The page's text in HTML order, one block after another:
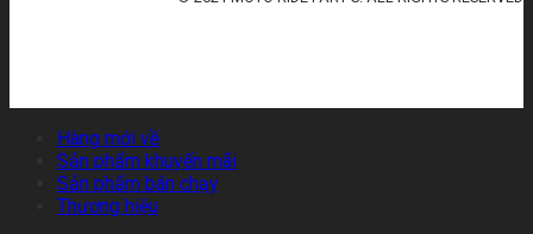
Hàng mới về
Sản phẩm khuyến mãi
Sản phẩm bán chạy
Thương hiệu